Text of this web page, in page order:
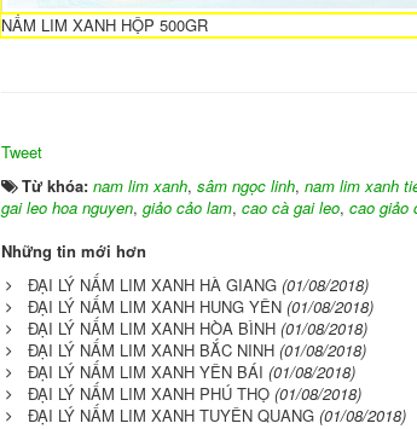
NẤM LIM XANH HỘP 500GR
Tweet
Từ khóa: nam lim xanh, sâm ngọc linh, nam lim xanh
gai leo hoa nguyen, giảo cảo lam, cao cà gai leo, cao giảo
Những tin mới hơn
ĐẠI LÝ NẤM LIM XANH HÀ GIANG (01/08/2018)
ĐẠI LÝ NẤM LIM XANH HUNG YÊN (01/08/2018)
ĐẠI LÝ NẤM LIM XANH HÒA BÌNH (01/08/2018)
ĐẠI LÝ NẤM LIM XANH BẮC NINH (01/08/2018)
ĐẠI LÝ NẤM LIM XANH YÊN BÁI (01/08/2018)
ĐẠI LÝ NẤM LIM XANH PHÚ THỌ (01/08/2018)
ĐẠI LÝ NẤM LIM XANH TUYÊN QUANG (01/08/2018)